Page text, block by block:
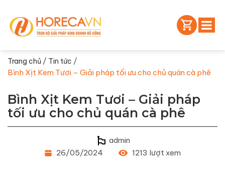
Trang chủ / Tin tức /
Bình Xịt Kem Tươi – Giải pháp tối ưu cho chủ quán cà phê
Bình Xịt Kem Tươi – Giải pháp
tối ưu cho chủ quán cà phê
admin
26/05/2024
1213 lượt xem